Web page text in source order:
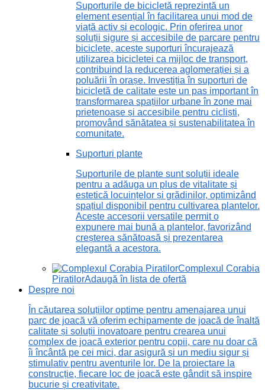
Suporturile de bicicletă reprezintă un
element esențial în facilitarea unui mod de
viață activ și ecologic. Prin oferirea unor
soluții sigure și accesibile de parcare pentru
biciclete, aceste suporturi încurajează
utilizarea bicicletei ca mijloc de transport,
contribuind la reducerea aglomerației și a
poluării în orașe. Investiția în suporturi de
bicicletă de calitate este un pas important în
transformarea spațiilor urbane în zone mai
prietenoase și accesibile pentru cicliști,
promovând sănătatea și sustenabilitatea în
comunitate.
Suporturi plante
Suporturile de plante sunt soluții ideale
pentru a adăuga un plus de vitalitate și
estetică locuințelor și grădinilor, optimizând
spațiul disponibil pentru cultivarea plantelor.
Aceste accesorii versatile permit o
expunere mai bună a plantelor, favorizând
creșterea sănătoasă și prezentarea
elegantă a acestora.
Complexul Corabia
PiratilorAdaugă în lista de ofertă
Despre noi
În căutarea soluțiilor optime pentru amenajarea unui
parc de joacă vă oferim echipamente de joacă de înaltă
calitate și soluții inovatoare pentru crearea unui
complex de joacă exterior pentru copii, care nu doar că
îi încântă pe cei mici, dar asigură și un mediu sigur și
stimulativ pentru aventurile lor. De la proiectare la
construcție, fiecare loc de joacă este gândit să inspire
bucurie și creativitate.